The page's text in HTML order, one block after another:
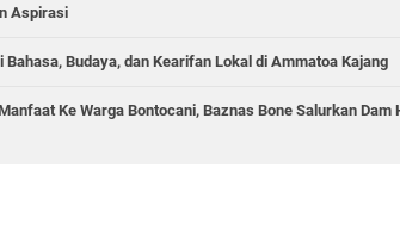
Aspirasi
Bahasa, Budaya, dan Kearifan Lokal di Ammatoa Kajang
Ke Warga Bontocani, Baznas Bone Salurkan Dam